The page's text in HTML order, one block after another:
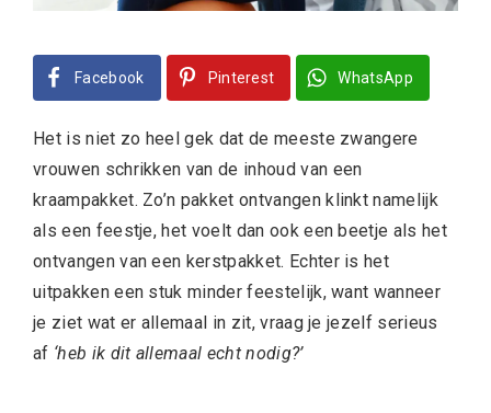
Facebook Pinterest WhatsApp
Het is niet zo heel gek dat de meeste zwangere
vrouwen schrikken van de inhoud van een
kraampakket. Zo’n pakket ontvangen klinkt namelijk
als een feestje, het voelt dan ook een beetje als het
ontvangen van een kerstpakket. Echter is het
uitpakken een stuk minder feestelijk, want wanneer
je ziet wat er allemaal in zit, vraag je jezelf serieus
af ‘heb ik dit allemaal echt nodig?’